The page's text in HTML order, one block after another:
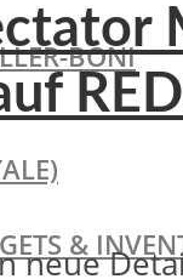
BONI
&
neue